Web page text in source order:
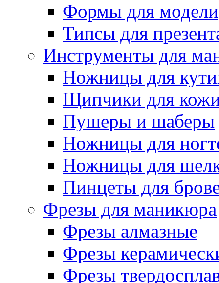
Формы для
Типсы для
Инструменты для
Ножницы для
Щипчики для
Пушеры и шаберы
Ножницы для
Ножницы для
Пинцеты для
Фрезы для маникюра
Фрезы алмазные
Фрезы
Фрезы